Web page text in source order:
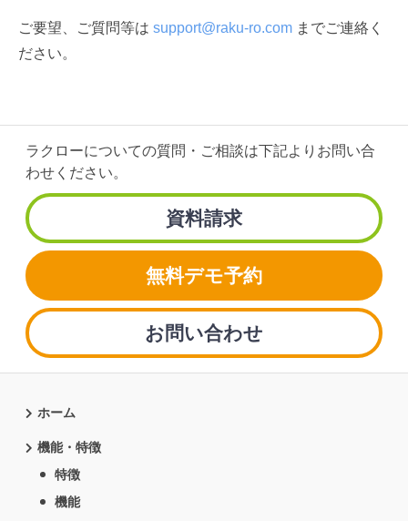
ご要望、ご質問等は support@raku-ro.com までご連絡く
ださい。
ラクローについての質問・ご相談は下記よりお問い合
わせください。
資料請求
無料デモ予約
お問い合わせ
ホーム
機能・特徴
特徴
機能